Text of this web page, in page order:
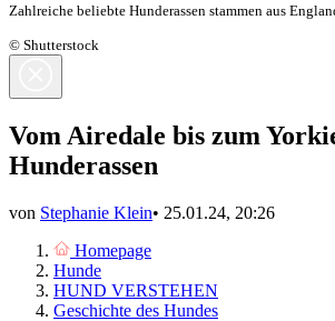
Zahlreiche beliebte Hunderassen stammen aus
© Shutterstock
Vom Airedale bis zum
Hunderassen
von Stephanie Klein• 25.01.24, 20:26
Homepage
Hunde
HUND VERSTEHEN
Geschichte des Hundes